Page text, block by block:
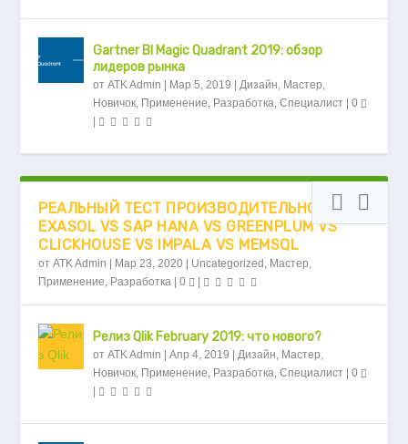
Gartner BI Magic Quadrant 2019: обзор
лидеров рынка
отATK Admin Мар 5, 2019 |Дизайн, Мастер,
Новичок, Применение, Разработка,Специалист |0
РЕАЛЬНЫЙ ТЕСТ ПРОИЗВОДИТЕЛЬНОСТИ
EXASOL VS SAP HANA VS GREENPLUM VS
CLICKHOUSE VS IMPALA VS MEMSQL
отATK Admin Мар 23, 2020 Uncategorized , Мастер,
Применение, Разработка |0
Релиз Qlik February 2019: что нового?
отATK Admin |Апр 4, 2019 |Дизайн, Мастер,
Новичок, Применение, Разработка,Специалист |0